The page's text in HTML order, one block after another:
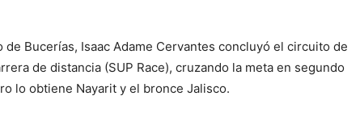
Bucerías, Isaac Adame Cervantes concluyó el circuito de
de distancia (SUP Race), cruzando la meta en segundo
lo obtiene Nayarit y el bronce Jalisco.